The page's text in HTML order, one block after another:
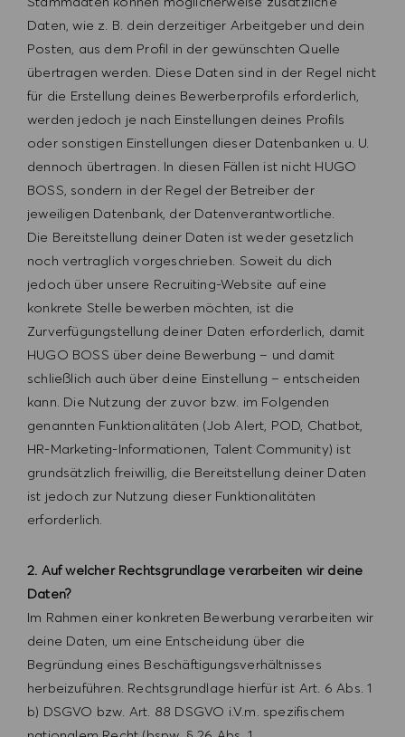
Daten, wie z. B. dein derzeitiger Arbeitgeber und dein
Posten, aus dem Profil in der gewünschten Quelle
übertragen werden. Diese Daten sind in der Regel nicht
für die Erstellung deines Bewerberprofils erforderlich,
werden jedoch je nach Einstellungen deines Profils
oder sonstigen Einstellungen dieser Datenbanken u. U.
dennoch übertragen. In diesen Fällen ist nicht HUGO
BOSS, sondern in der Regel der Betreiber der
jeweiligen Datenbank, der Datenverantwortliche.
Die Bereitstellung deiner Daten ist weder gesetzlich
noch vertraglich vorgeschrieben. Soweit du dich
jedoch über unsere Recruiting-Website auf eine
konkrete Stelle bewerben möchten, ist die
Zurverfügungstellung deiner Daten erforderlich, damit
HUGO BOSS über deine Bewerbung – und damit
schließlich auch über deine Einstellung – entscheiden
kann. Die Nutzung der zuvor bzw. im Folgenden
genannten Funktionalitäten (Job Alert, POD, Chatbot,
HR-Marketing-Informationen, Talent Community) ist
grundsätzlich freiwillig, die Bereitstellung deiner Daten
ist jedoch zur Nutzung dieser Funktionalitäten
erforderlich.
2. Auf welcher Rechtsgrundlage verarbeiten wir deine
Daten?
Im Rahmen einer konkreten Bewerbung verarbeiten wir
deine Daten, um eine Entscheidung über die
Begründung eines Beschäftigungsverhältnisses
herbeizuführen. Rechtsgrundlage hierfür ist Art. 6 Abs. 1
b) DSGVO bzw. Art. 88 DSGVO i.V.m. spezifischem